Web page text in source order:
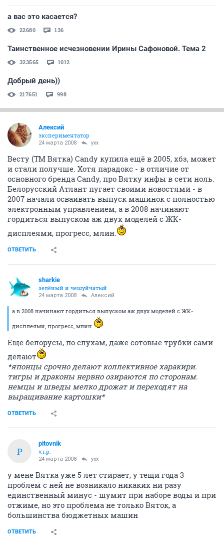
а вас это касается?
22680 136
Таинственное исчезновении Ирины Сафоновой. Тема 2
323565 1012
Добрый день))
217651 998
Алексий
экспериментатор
24 марта 2008 yxx
Весту (ТМ Вятка) Candy купила ещё в 2005, хбз, может
и стали получше. Хотя парадокс - в отличие от
основного бренда Candy, про Вятку инфы в сети ноль.
Белорусский Атлант пугает своими новостями - в
2007 начали осваивать выпуск машинок с полностью
электронным управлением, а в 2008 начинают
гордиться выпуском аж двух моделей с ЖК-
дисплеями, прогресс, млин.
ОТВЕТИТЬ
sharkie
зелёный и чешуйчатый
24 марта 2008 Алексий
а в 2008 начинают гордиться выпуском аж двух моделей с ЖК-
дисплеями, прогресс, млин.
Еще белорусы, по слухам, даже сотовые трубки сами
делают
*японцы срочно делают коллективное харакири.
тигры и драконы нервно озираются по сторонам.
немцы и шведы мелко дрожат и переходят на
выращивание картошки*
ОТВЕТИТЬ
P
pitovnik
v.i.p.
24 марта 2008 yxx
у мене Вятка уже 5 лет стирает, у тещи года 3
проблем с ней не возникало никаких ни разу
единственный минус - шумит при наборе воды и при
отжиме, но это проблема не только Вяток, а
большинства бюджетных машин
ОТВЕТИТЬ